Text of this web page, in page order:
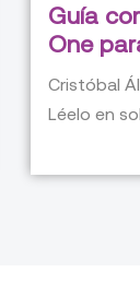
Guía
One
Cristóbal
Léelo en